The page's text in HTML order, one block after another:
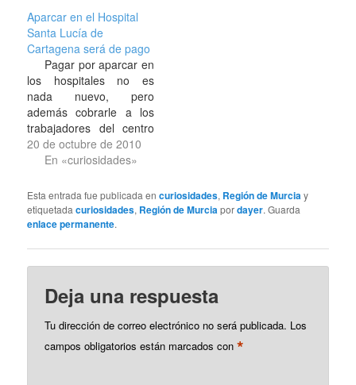
Aparcar en el Hospital
Santa Lucía de
Cartagena será de pago
Pagar por aparcar en
los hospitales no es
nada nuevo, pero
además cobrarle a los
trabajadores del centro
hospitalario aquí en
Cartagena sí que lo es.
recién estrenado
Hospital General
Universitario Santa
tarjetas con las que una
determinada cantidad…
20 de octubre de 2010
En «curiosidades»
Esta entrada fue publicada encuriosidades, Región de Murciay
etiquetadacuriosidades, Región de Murciapordayer. Guarda
enlace permanente.
Deja una respuesta
Tu dirección de correo electrónico no será publicada. Los
campos obligatorios están marcados con*